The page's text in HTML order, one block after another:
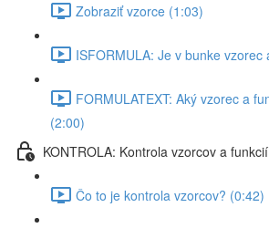
Zobraziť vzorce (1:03)
ISFORMULA: Je v bunke vzorec
FORMULATEXT: Aký vzorec a
(2:00)
KONTROLA: Kontrola vzorcov a funkcií
Čo to je kontrola vzorcov? (0:42)